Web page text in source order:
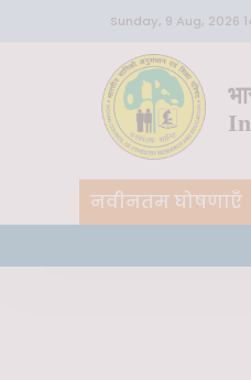
Sunday, 9 Aug, 2026
नवीनतम घोषणाएँ
SLM, भा. वा. अ. शि. प. ,